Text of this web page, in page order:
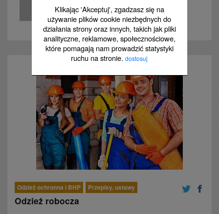
Klikając 'Akceptuj', zgadzasz się na
używanie plików cookie niezbędnych do
działania strony oraz innych, takich jak pliki
analityczne, reklamowe, społecznościowe,
które pomagają nam prowadzić statystyki
ruchu na stronie.dostosuj
Zobacz
Odzież ochronna i BHP Przepisy, ustawy
Odzież robocza